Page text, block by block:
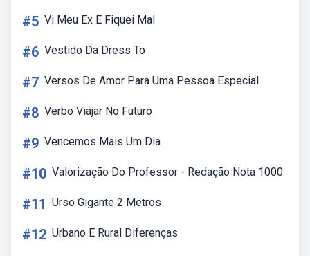
#5 Vi Meu Ex E Fiquei Mal
#6 Vestido Da Dress To
#7 Versos De Amor Para Uma Pessoa Especial
#8 Verbo Viajar No Futuro
#9 Vencemos Mais Um Dia
#10 Valorização Do Professor - Redação Nota 1000
#11 Urso Gigante 2 Metros
#12 Urbano E Rural Diferenças